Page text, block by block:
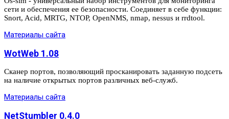
сети и обеспечения ее безопасности. Соединяет в себе функции:
Snort, Acid, MRTG, NTOP, OpenNMS, nmap, nessus и rrdtool.
Материалы сайта
WotWeb 1.08
Сканер портов, позволяющий просканировать заданную подсеть
на наличие открытых портов различных веб-служб.
Материалы сайта
NetStumbler 0.4.0